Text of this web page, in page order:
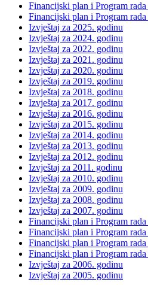
Financijski plan i Program rada
Financijski plan i Program rada
Izvještaj za 2025. godinu
Izvještaj za 2024. godinu
Izvještaj za 2022. godinu
Izvještaj za 2021. godinu
Izvještaj za 2020. godinu
Izvještaj za 2019. godinu
Izvještaj za 2018. godinu
Izvještaj za 2017. godinu
Izvještaj za 2016. godinu
Izvještaj za 2015. godinu
Izvještaj za 2014. godinu
Izvještaj za 2013. godinu
Izvještaj za 2012. godinu
Izvještaj za 2011. godinu
Izvještaj za 2010. godinu
Izvještaj za 2009. godinu
Izvještaj za 2008. godinu
Izvještaj za 2007. godinu
Financijski plan i Program
Financijski plan i Program
Financijski plan i Program rada
Financijski plan i Program rada
Izvještaj za 2006. godinu
Izvještaj za 2005. godinu